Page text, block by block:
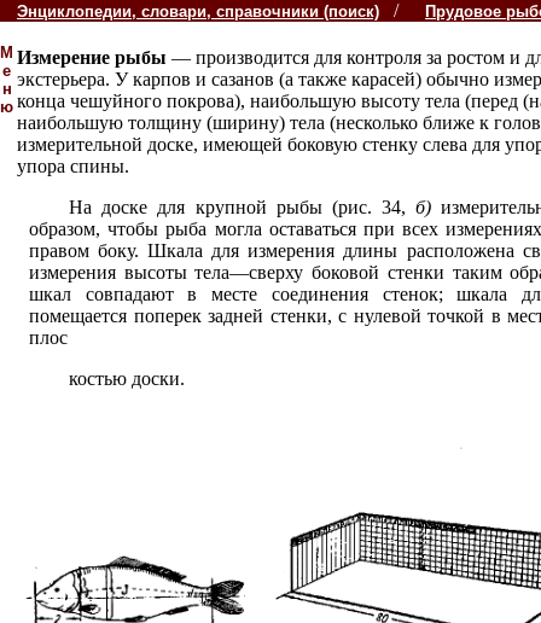
Энциклопедии, словари, справочники (поиск) / Прудовое
М
е
н
ю
Измерение рыбы — производится для контроля за ростом и
экстерьера. У карпов и сазанов (а также карасей) обычно
конца чешуйного покрова), наибольшую высоту тела (перед
наибольшую толщину (ширину) тела (несколько ближе к
измерительной доске, имеющей боковую стенку слева для
упора спины.
На доске для крупной рыбы (рис. 34, б)
образом, чтобы рыба могла оставаться при всех
правом боку. Шкала для измерения длины расположена
измерения высоты тела—сверху боковой стенки таким
шкал совпадают в месте соединения стенок; шкала
помещается поперек задней стенки, с нулевой точкой в
плос
костью доски.